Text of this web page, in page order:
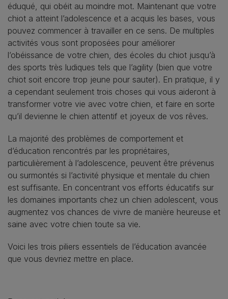
éduqué, qui obéit au moindre mot. Maintenant que votre
chiot a atteint l’adolescence et a acquis les bases, vous
pouvez commencer à travailler en ce sens. De multiples
activités vous sont proposées pour améliorer
l’obéissance de votre chien, des écoles du chiot jusqu’à
des sports très ludiques tels que l’agility (bien que votre
chiot soit encore trop jeune pour sauter). En pratique, il y
a cependant seulement trois choses qui vous aideront à
transformer votre vie avec votre chien, et faire en sorte
qu’il devienne le chien attentif et joyeux de vos rêves.
La majorité des problèmes de comportement et
d’éducation rencontrés par les propriétaires,
particulièrement à l’adolescence, peuvent être prévenus
ou surmontés si l’activité physique et mentale du chien
est suffisante. En concentrant vos efforts éducatifs sur
les domaines importants chez un chien adolescent, vous
augmentez vos chances de vivre de manière heureuse et
saine avec votre chien toute sa vie.
Voici les trois piliers essentiels de l’éducation avancée
que vous devriez mettre en place.